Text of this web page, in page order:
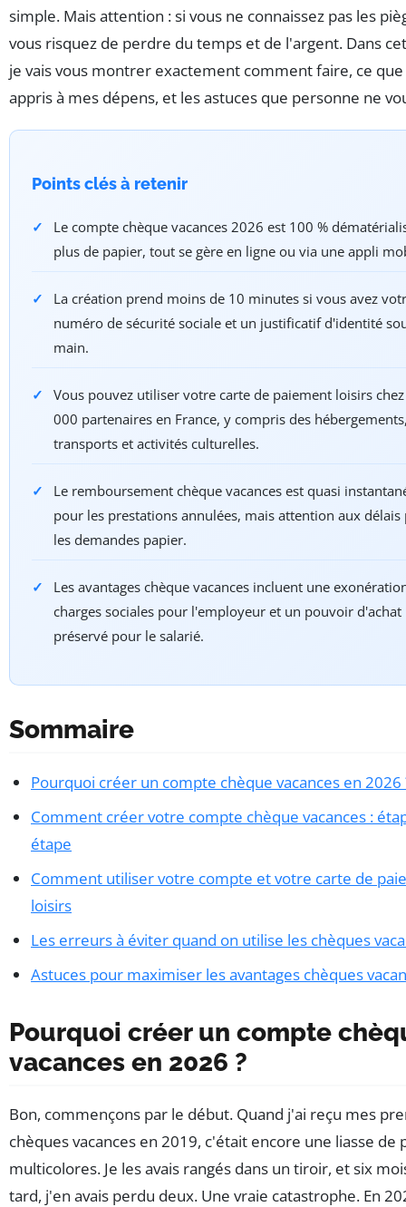
simple. Mais attention : si vous ne connaissez pas les
vous risquez de perdre du temps et de l'argent. Dans
je vais vous montrer exactement comment faire, ce
appris à mes dépens, et les astuces que personne ne
Points clés à retenir
Le compte chèque vacances 2026 est 100 %
plus de papier, tout se gère en ligne ou via une appli
La création prend moins de 10 minutes si vous avez
numéro de sécurité sociale et un justificatif d'identité
main.
Vous pouvez utiliser votre carte de paiement loisirs
000 partenaires en France, y compris des
transports et activités culturelles.
Le remboursement chèque vacances est quasi
pour les prestations annulées, mais attention aux délais
les demandes papier.
Les avantages chèque vacances incluent une
charges sociales pour l'employeur et un pouvoir d'achat
préservé pour le salarié.
Sommaire
Pourquoi créer un compte chèque vacances en 2026
Comment créer votre compte chèque vacances :
étape
Comment utiliser votre compte et votre carte de
loisirs
Les erreurs à éviter quand on utilise les chèques
Astuces pour maximiser les avantages chèques
Pourquoi créer un compte
vacances en 2026 ?
Bon, commençons par le début. Quand j'ai reçu mes
chèques vacances en 2019, c'était encore une liasse de
multicolores. Je les avais rangés dans un tiroir, et six
tard, j'en avais perdu deux. Une vraie catastrophe. En